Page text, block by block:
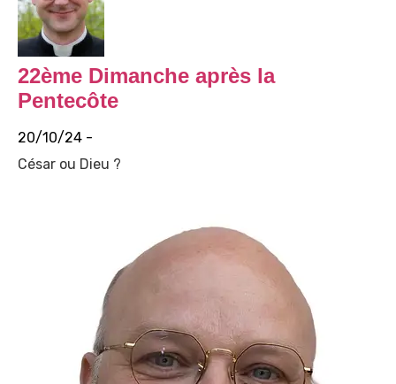
22ème Dimanche après la
Pentecôte
20/10/24 -
César ou Dieu ?